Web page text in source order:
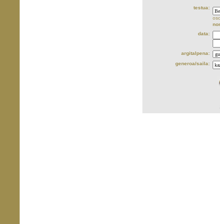
testua:
data:
argitalpena:
generoa/saila: